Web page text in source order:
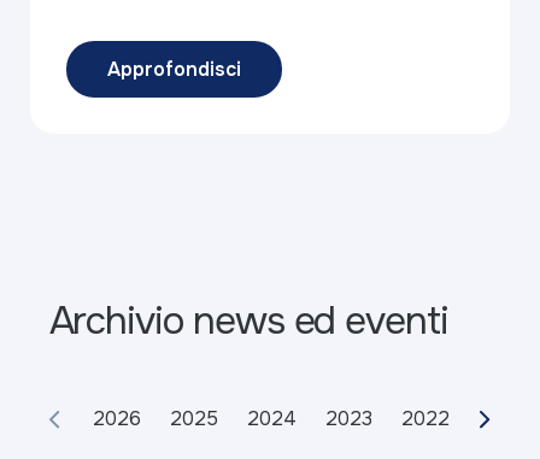
Approfondisci
Archivio news ed eventi
2026 2025 2024 2023 2022 2021